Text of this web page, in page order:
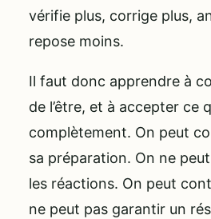
vérifie plus, corrige plus,
repose moins.
Il faut donc apprendre à
de l’être, et à accepter ce
complètement. On peut
sa préparation. On ne
les réactions. On peut
ne peut pas garantir un